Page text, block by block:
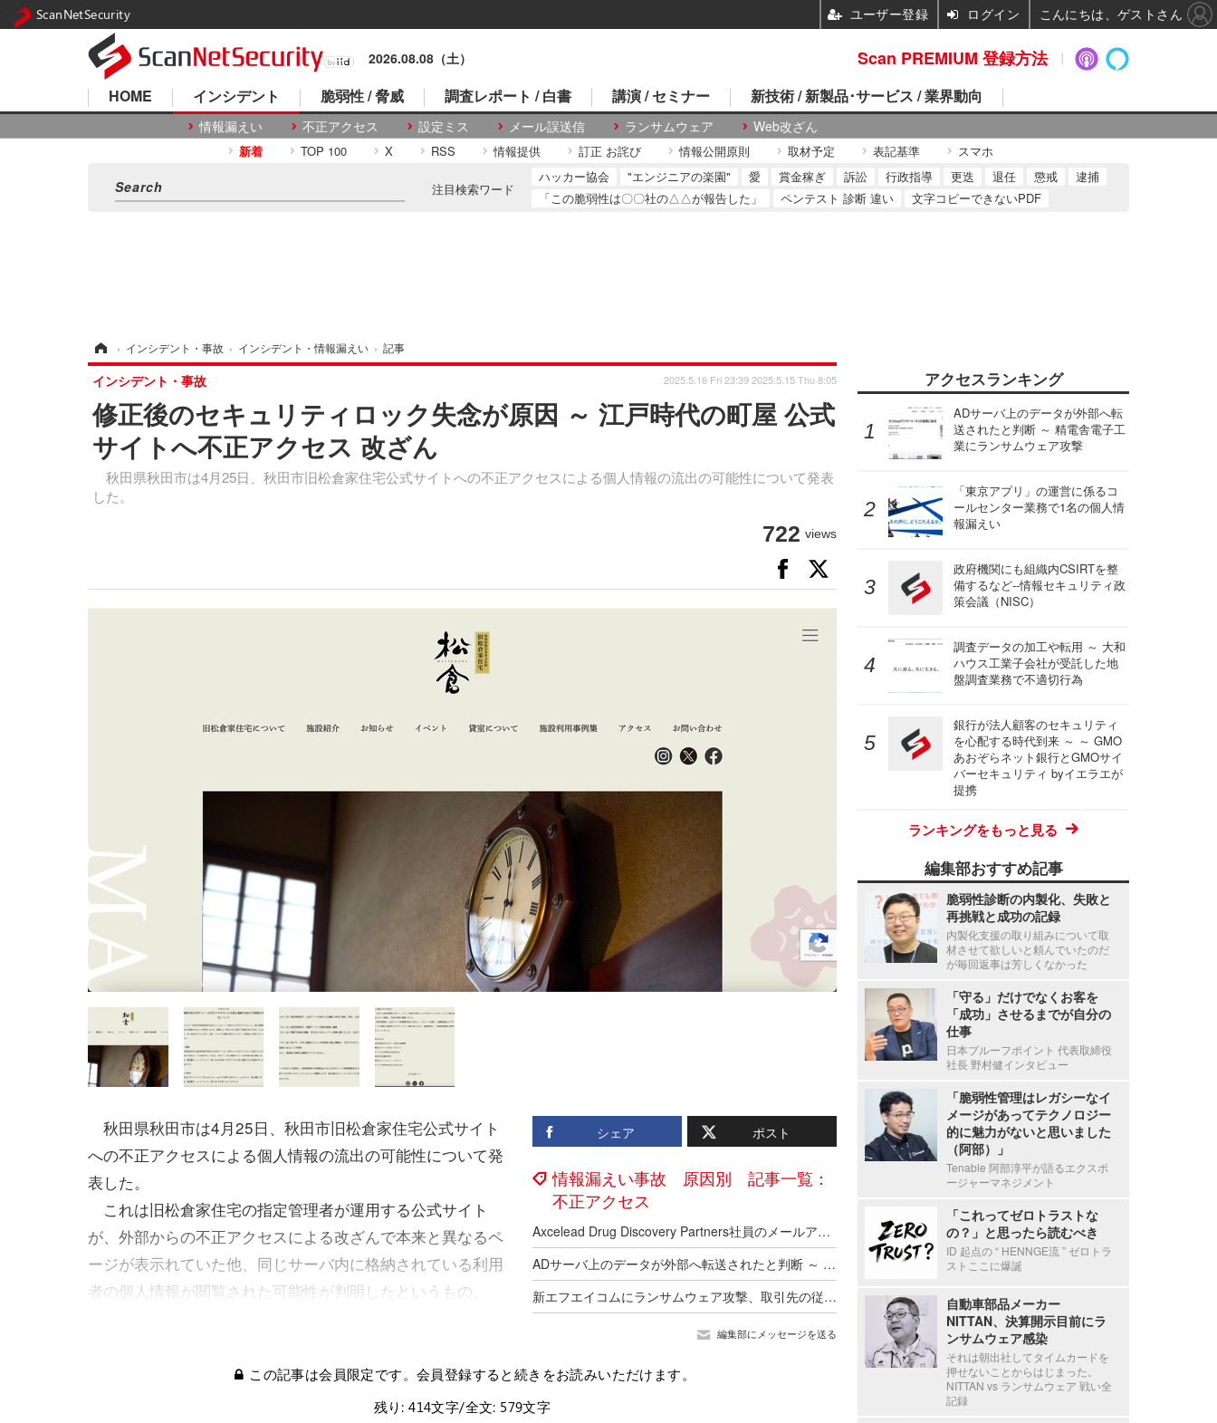
2026.08.08（土）
HOME インシデント
情報漏えい 不正アクセス 設定ミス メール誤送信 ランサムウェア Web改ざん
脆弱性 / 脅威 調査レポート / 白書 講演 / セミナー 新技術 / 新製品･サービス / 業界動向
新着 TOP 100 X RSS 情報提供 訂正 お詫び 情報公開原則 取材予定 表記基準 スマホ
注目検索ワード
ハッカー協会 "エンジニアの楽園" 愛 賞金稼ぎ 訴訟 行政指導 更迭 退任 懲戒
逮捕
「この脆弱性は〇〇社の△△が報告した」
ペンテスト 診断 違い 文字コピーできないPDF
› インシデント・事故 › インシデント・情報漏えい › 記事
修正後のセキュリティロック失念が原因 ～ 江戸時代の町屋 公式
サイトへ不正アクセス 改ざん
秋田県秋田市は4月25日、秋田市旧松倉家住宅公式サイトへの不正アクセスによる個人情報の流出の可能性について発表
した。
インシデント・事故 2025.5.16 Fri 23:39 2025.5.15 Thu 8:05
722 views
シェア ポスト
情報漏えい事故 原因別 記事一覧：
不正アクセス
Axcelead Drug Discovery Partners社員のメールアカウントに不正アクセス、約7,000通のメールで痕跡を確認
ADサーバ上のデータが外部へ転送されたと判断 ～ 精電舎電子工業にランサムウェア攻撃
新エフエイコムにランサムウェア攻撃、取引先の従業員に関する個人情報が漏えいした可能性
編集部にメッセージを送る
秋田県秋田市は4月25日、秋田市旧松倉家住宅公式サイト
への不正アクセスによる個人情報の流出の可能性について発
表した。
これは旧松倉家住宅の指定管理者が運用する公式サイト
が、外部からの不正アクセスによる改ざんで本来と異なるペ
ージが表示れていた他、同じサーバ内に格納されている利用
者の個人情報が閲覧された可能性が判明したというもの。
この記事は会員限定です。会員登録すると続きをお読みいただけます。
残り: 414文字/全文: 579文字
アクセスランキング
ADサーバ上のデータが外部へ転
送されたと判断 ～ 精電舎電子工
業にランサムウェア攻撃
「東京アプリ」の運営に係るコ
ールセンター業務で1名の個人情
報漏えい
政府機関にも組織内CSIRTを整
備するなど--情報セキュリティ政
策会議（NISC）
調査データの加工や転用 ～ 大和
ハウス工業子会社が受託した地
盤調査業務で不適切行為
銀行が法人顧客のセキュリティ
を心配する時代到来 ～ ～ GMO
あおぞらネット銀行とGMOサイ
バーセキュリティ byイエラエが
提携
ランキングをもっと見る
編集部おすすめ記事
脆弱性診断の内製化、失敗と
再挑戦と成功の記録
内製化支援の取り組みについて取
材させて欲しいと頼んでいたのだ
が毎回返事は芳しくなかった
「守る」だけでなくお客を
「成功」させるまでが自分の
仕事
日本プルーフポイント 代表取締役
社長 野村健インタビュー
「脆弱性管理はレガシーなイ
メージがあってテクノロジー
的に魅力がないと思いました
（阿部）」
Tenable 阿部淳平が語るエクスポ
ージャーマネジメント
「これってゼロトラストな
の？」と思ったら読むべき
ID 起点の “ HENNGE流 ” ゼロトラ
ストここに爆誕
自動車部品メーカー
NITTAN、決算開示目前にラ
ンサムウェア感染
それは朝出社してタイムカードを
押せないことからはじまった。
NITTAN vs ランサムウェア 戦い全
記録
Scan PREMIUM 登録方法
ScanNetSecurity ユーザー登録 ログイン こんにちは、ゲストさん